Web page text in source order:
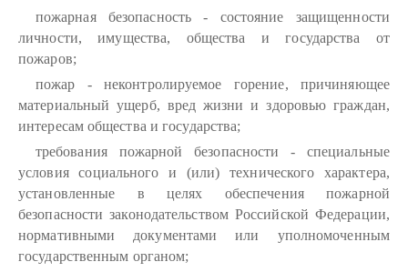
пожарная безопасность - состояние защищенности
личности, имущества, общества и государства от
пожаров;
пожар - неконтролируемое горение, причиняющее
материальный ущерб, вред жизни и здоровью граждан,
интересам общества и государства;
требования пожарной безопасности - специальные
условия социального и (или) технического характера,
установленные в целях обеспечения пожарной
безопасности законодательством Российской Федерации,
нормативными документами или уполномоченным
государственным органом;